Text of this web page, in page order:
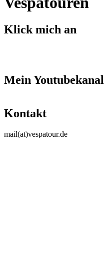
Klick mich an
Mein Youtubekanal
Kontakt
mail(at)vespatour.de